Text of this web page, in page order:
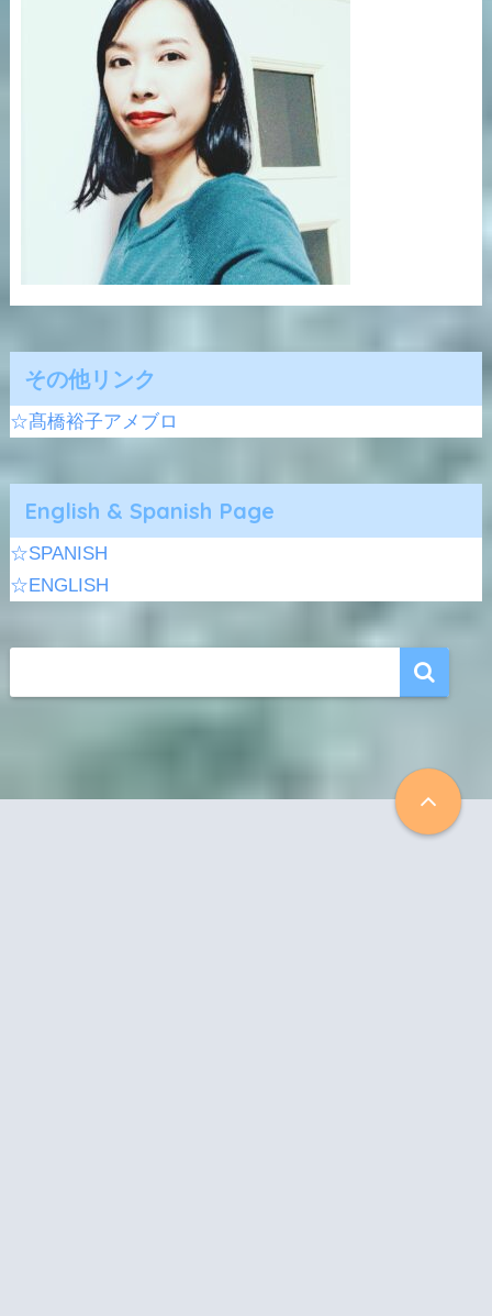
その他リンク
☆髙橋裕子アメブロ
English & Spanish Page
☆SPANISH
☆ENGLISH